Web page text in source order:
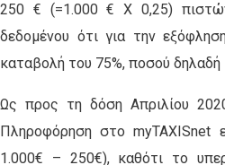
250 € (=1.000 € Χ 0,25)
δεδομένου ότι για την
καταβολή του 75%, ποσού
Ως προς τη δόση Απριλίου
Πληροφόρηση στο myTAXISnet
1.000€ – 250€), καθότι το